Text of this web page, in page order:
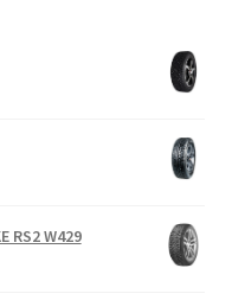
RS2 W429